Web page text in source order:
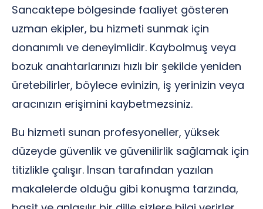
Sancaktepe bölgesinde faaliyet gösteren
uzman ekipler, bu hizmeti sunmak için
donanımlı ve deneyimlidir. Kaybolmuş veya
bozuk anahtarlarınızı hızlı bir şekilde yeniden
üretebilirler, böylece evinizin, iş yerinizin veya
aracınızın erişimini kaybetmezsiniz.
Bu hizmeti sunan profesyoneller, yüksek
düzeyde güvenlik ve güvenilirlik sağlamak için
titizlikle çalışır. İnsan tarafından yazılan
makalelerde olduğu gibi konuşma tarzında,